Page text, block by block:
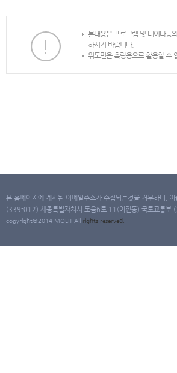
본내용은 프로그램 및 데이타등
하시기 바랍니다.
위도면은 측량용으로 활용할 수
본 홈페이지에 게시된 이메일주소가 수집되는것을 거부하며,
(339-012) 세종특별자치시 도움6로 11(어진동) 국토교통
copyright@2014 MOLIT All rights reserved.